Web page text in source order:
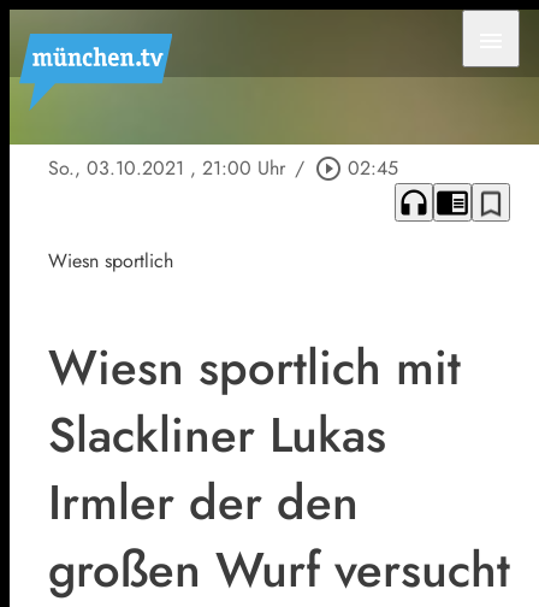
So., 03.10.2021 , 21:00 Uhr / play_circle_outline 02:45
headphones chrome_reader_mode bookmark_border
Wiesn sportlich
Wiesn sportlich mit
Slackliner Lukas
Irmler der den
großen Wurf versucht